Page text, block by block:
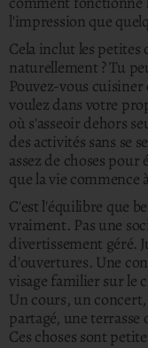
l'impression que
Cela inclut les petites
naturellement ? Tu
Pouvez-vous cuisiner
voulez dans votre
où s'asseoir dehors
des activités sans se
assez de choses
que la vie commence
C'est l'équilibre que
vraiment. Pas une
divertissement géré.
d'ouvertures. Une
visage familier sur le
Un cours, un
partagé, une
Ces choses sont